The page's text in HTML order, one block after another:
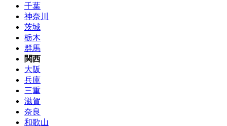
千葉
神奈川
茨城
栃木
群馬
関西
大阪
兵庫
三重
滋賀
奈良
和歌山